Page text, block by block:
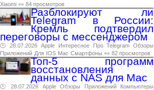
Xiaomi 👀 84 просмотров
Разблокируют ли
Telegram в России:
Кремль подтвердил
переговоры с мессенджером
🕑 28.07.2026 Apple Интересное Про Telegram Обзоры
Приложений Для IOS Mac Смартфоны 👀 82 просмотров
Топ-5 программ
восстановления
данных с NAS для Mac
🕑 28.07.2026 Apple Обзоры Приложений
Компьютеры